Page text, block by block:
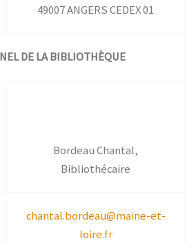
49007 ANGERS CEDEX 01
DE LA BIBLIOTHÈQUE
Bordeau Chantal,
Bibliothécaire
chantal.bordeau@maine-et-
loire.fr